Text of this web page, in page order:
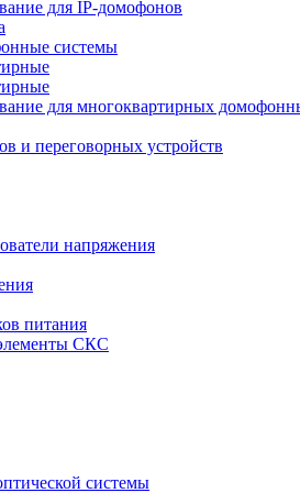
для IP-домофонов
системы
для многоквартирных
и переговорных устройств
напряжения
питания
СКС
системы